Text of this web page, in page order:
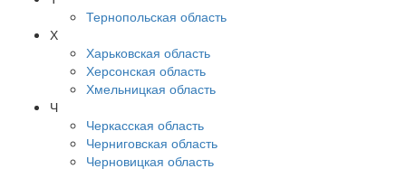
Тернопольская область
Х
Харьковская область
Херсонская область
Хмельницкая область
Ч
Черкасская область
Черниговская область
Черновицкая область